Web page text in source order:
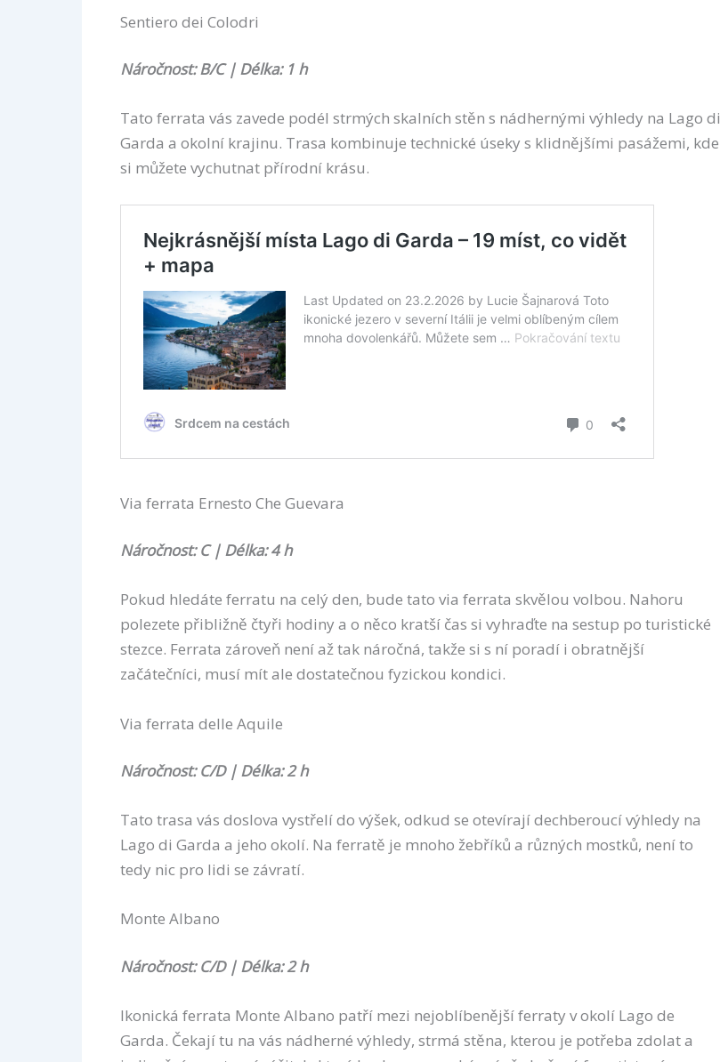
Sentiero dei Colodri
Náročnost: B/C | Délka: 1 h
Tato ferrata vás zavede podél strmých skalních stěn s nádhernými výhledy na Lago di
Garda a okolní krajinu. Trasa kombinuje technické úseky s klidnějšími pasážemi, kde
si můžete vychutnat přírodní krásu.
Via ferrata Ernesto Che Guevara
Náročnost: C | Délka: 4 h
Pokud hledáte ferratu na celý den, bude tato via ferrata skvělou volbou. Nahoru
polezete přibližně čtyři hodiny a o něco kratší čas si vyhraďte na sestup po turistické
stezce. Ferrata zároveň není až tak náročná, takže si s ní poradí i obratnější
začátečníci, musí mít ale dostatečnou fyzickou kondici.
Via ferrata delle Aquile
Náročnost: C/D | Délka: 2 h
Tato trasa vás doslova vystřelí do výšek, odkud se otevírají dechberoucí výhledy na
Lago di Garda a jeho okolí. Na ferratě je mnoho žebříků a různých mostků, není to
tedy nic pro lidi se závratí.
Monte Albano
Náročnost: C/D | Délka: 2 h
Ikonická ferrata Monte Albano patří mezi nejoblíbenější ferraty v okolí Lago de
Garda. Čekají tu na vás nádherné výhledy, strmá stěna, kterou je potřeba zdolat a